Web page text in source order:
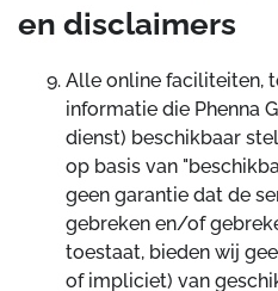
en disclaimers
Alle online faciliteiten,
informatie die Phenna
dienst) beschikbaar
op basis van
geen garantie dat de
gebreken en/of
toestaat, bieden wij
of impliciet) van